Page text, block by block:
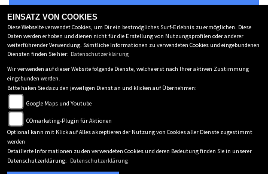
ANRUFEN
Email Anfrage
Zurück zur Übersicht
MOTORRAD CENTER NORD
Hackelkamp 4-38667 Bad Harzburg-05322 987333
EINSATZ VON COOKIES
Diese Webseite verwendet Cookies, um Dir ein bestmögliches Surf-Erlebnis zu ermöglichen. Diese
Daten werden erhoben und dienen nicht für die Erstellung von Nutzungsprofilen oder anderer
weiterführender Verwendung. Sämtliche Informationen zu verwendeten Cookies und eingebundenen
Diensten finden Sie hier: Datenschutzerklärung
Wir verwenden auf dieser Website folgende Dienste, welche erst nach Ihrer aktiven Zustimmung
eingebunden werden.
Bitte haken Sie dazu den jeweiligen Dienst an und klicken auf Übernehmen:
Google Maps und Youtube
COmarketing-Plugin für Aktionen
Optional kann mit Klick auf Alles akzeptieren der Nutzung von Cookies aller Dienste zugestimmt
werden
Detailierte Informationen zu den verwendeten Cookies und deren Bedeutung finden Sie in unserer
Datenschutzerklärung: Datenschutzerklärung